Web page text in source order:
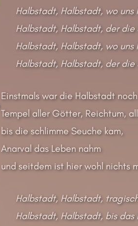
Halbstadt, Halbstadt, wo uns
Halbstadt, Halbstadt, der die
Halbstadt, Halbstadt, wo uns
Halbstadt, Halbstadt, der die
Einstmals war die Halbstadt
Tempel aller Götter, Reichtum,
bis die schlimme Seuche kam,
Anarval das Leben nahm
und seitdem ist hier wohl nichts
Halbstadt, Halbstadt,
Halbstadt, Halbstadt, bis